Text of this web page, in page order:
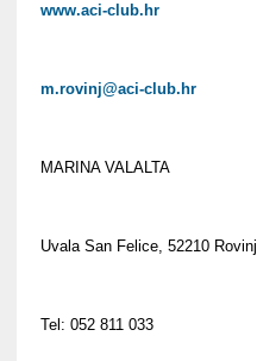
www.aci-club.hr
m.rovinj@aci-club.hr
MARINA VALALTA
Uvala San Felice, 52210 Rovinj
Tel: 052 811 033